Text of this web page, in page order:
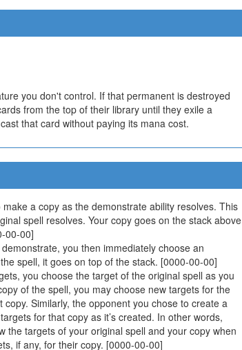
you don't control. If that permanent is destroyed
from the top of their library until they exile a
that card without paying its mana cost.
a copy as the demonstrate ability resolves. This
spell resolves. Your copy goes on the stack above
00-00]
you then immediately choose an
spell, it goes on top of the stack. [0000-00-00]
you choose the target of the original spell as you
of the spell, you may choose new targets for the
copy. Similarly, the opponent you chose to create a
for that copy as it’s created. In other words,
the targets of your original spell and your copy when
if any, for their copy. [0000-00-00]